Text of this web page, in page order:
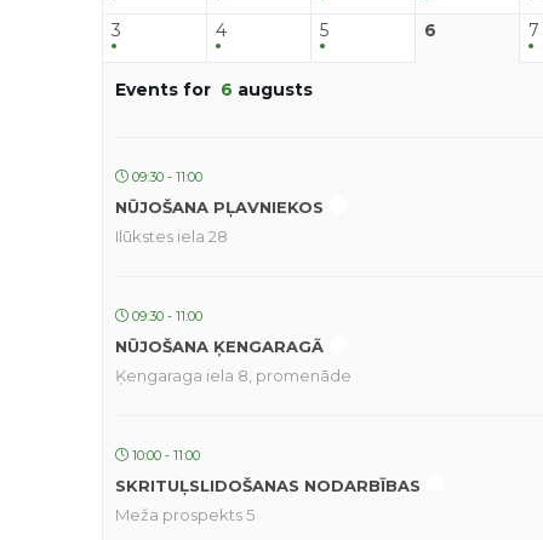
3 4 5 6 7
Events for 6 augusts
09:30 - 11:00
NŪJOŠANA PĻAVNIEKOS
Ilūkstes iela 28
09:30 - 11:00
NŪJOŠANA ĶENGARAGĀ
Ķengaraga iela 8, promenāde
10:00 - 11:00
SKRITUĻSLIDOŠANAS NODARBĪBAS
Meža prospekts 5